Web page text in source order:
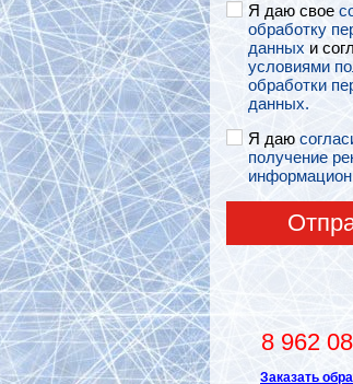
Я даю свое
обработку
данных и
условиями
обработки
данных.
Я даю
получение
8 962
Заказать